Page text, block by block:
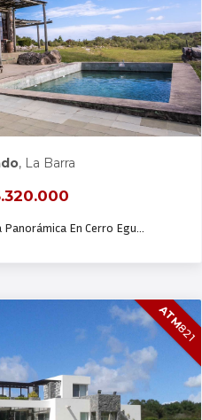
VENTA
, La Barra
En Cerro Egu…
ATM
821